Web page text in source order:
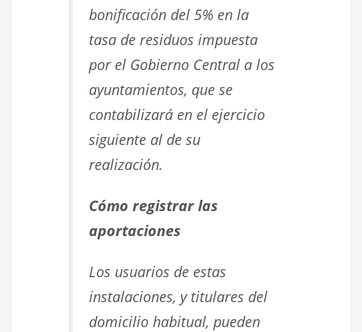
bonificación del 5% en la
tasa de residuos impuesta
por el Gobierno Central a los
ayuntamientos, que se
contabilizará en el ejercicio
siguiente al de su
realización.
Cómo registrar las
aportaciones
Los usuarios de estas
instalaciones, y titulares del
domicilio habitual, pueden